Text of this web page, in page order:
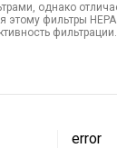
однако
фильтры
фильтрации.
error